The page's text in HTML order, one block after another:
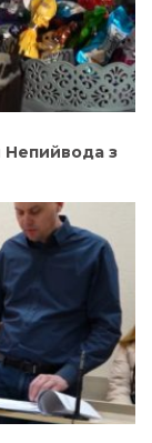
Непийвода з